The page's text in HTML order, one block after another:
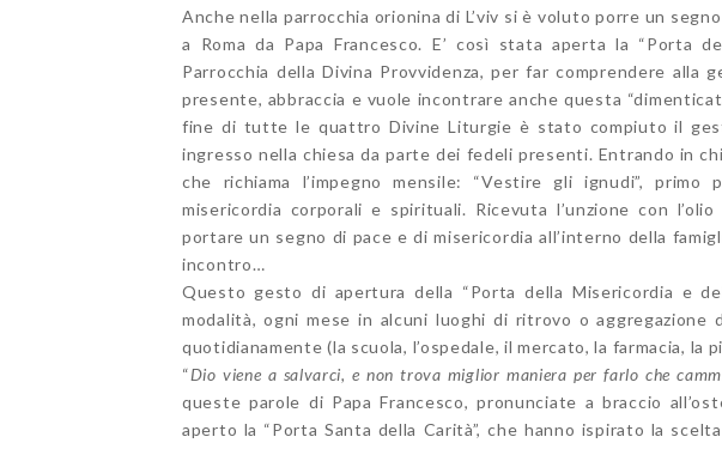
Anche nella parrocchia orionina di L’viv si è voluto porre un
a Roma da Papa Francesco. E’ così stata aperta la “Porta
Parrocchia della Divina Provvidenza, per far comprendere alla
presente, abbraccia e vuole incontrare anche questa
fine di tutte le quattro Divine Liturgie è stato compiuto il
ingresso nella chiesa da parte dei fedeli presenti. Entrando in
che richiama l’impegno mensile: “Vestire gli ignudi”,
misericordia corporali e spirituali. Ricevuta l’unzione con
portare un segno di pace e di misericordia all’interno della
incontro…
Questo gesto di apertura della “Porta della Misericordia e
modalità, ogni mese in alcuni luoghi di ritrovo o
quotidianamente (la scuola, l’ospedale, il mercato, la farmacia, la
“Dio viene a salvarci, e non trova miglior maniera per farlo che
queste parole di Papa Francesco, pronunciate a braccio
aperto la “Porta Santa della Carità”, che hanno ispirato la